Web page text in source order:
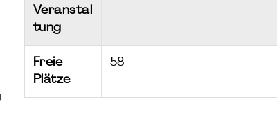
Veranstal
tung
Freie
Plätze
58